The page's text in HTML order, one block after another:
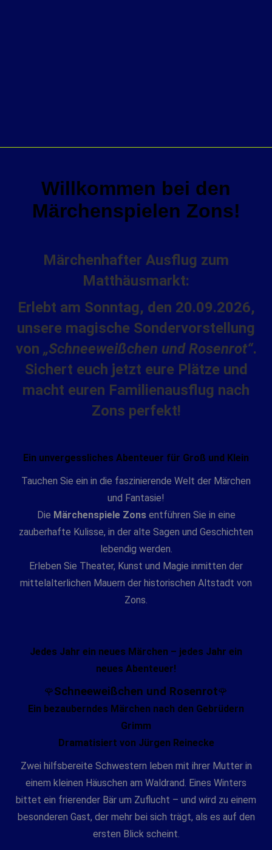
Willkommen bei den
Märchenspielen Zons!
Märchenhafter Ausflug zum
Matthäusmarkt:
Erlebt am Sonntag, den 20.09.2026,
unsere magische Sondervorstellung
von „Schneeweißchen und Rosenrot“.
Sichert euch jetzt eure Plätze und
macht euren Familienausflug nach
Zons perfekt!
Ein unvergessliches Abenteuer für Groß und Klein
Tauchen Sie ein in die faszinierende Welt der Märchen
und Fantasie!
Die Märchenspiele Zonsentführen Sie in eine
zauberhafte Kulisse, in der alte Sagen und Geschichten
lebendig werden.
Erleben Sie Theater, Kunst und Magie inmitten der
mittelalterlichen Mauern der historischen Altstadt von
Zons.
Jedes Jahr ein neues Märchen – jedes Jahr ein
neues Abenteuer!
🌹Schneeweißchen und Rosenrot🌹
Ein bezauberndes Märchen nach den Gebrüdern
Grimm
Dramatisiert von Jürgen Reinecke
Zwei hilfsbereite Schwestern leben mit ihrer Mutter in
einem kleinen Häuschen am Waldrand. Eines Winters
bittet ein frierender Bär um Zuflucht – und wird zu einem
besonderen Gast, der mehr bei sich trägt, als es auf den
ersten Blick scheint.